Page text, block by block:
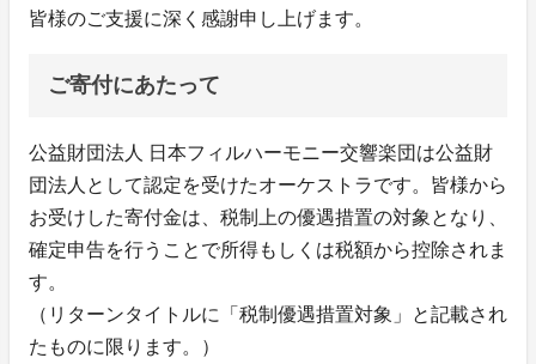
皆様のご支援に深く感謝申し上げます。
ご寄付にあたって
公益財団法人 日本フィルハーモニー交響楽団は公益財
団法人として認定を受けたオーケストラです。皆様から
お受けした寄付金は、税制上の優遇措置の対象となり、
確定申告を行うことで所得もしくは税額から控除されま
す。
（リターンタイトルに「税制優遇措置対象」と記載され
たものに限ります。）